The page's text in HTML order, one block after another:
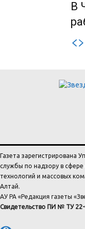
В
Газета зарегистрирована
службы по надзору в
технологий и массовых
Алтай.
АУ РА «Редакция газеты
Свидетельство ПИ № ТУ 22-